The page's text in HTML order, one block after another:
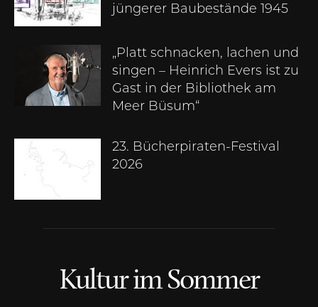
jüngerer Baubestände 1945
„Platt schnacken, lachen und
singen – Heinrich Evers ist zu
Gast in der Bibliothek am
Meer Büsum“
23. Bücherpiraten-Festival
2026
Kultur im Sommer